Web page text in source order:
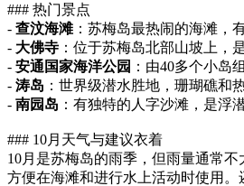
### 热门景点
- 查汶海滩 ：苏梅岛最热闹的海滩，
- 大佛寺 ：位于苏梅岛北部山坡上，
- 安通国家海洋公园 ：由40多个小岛
- 涛岛 ：世界级潜水胜地，珊瑚礁和
- 南园岛 ：有独特的人字沙滩，是浮
### 10月天气与建议衣着
10月是苏梅岛的雨季，但雨量通常
方便在海滩和进行水上活动时使用。